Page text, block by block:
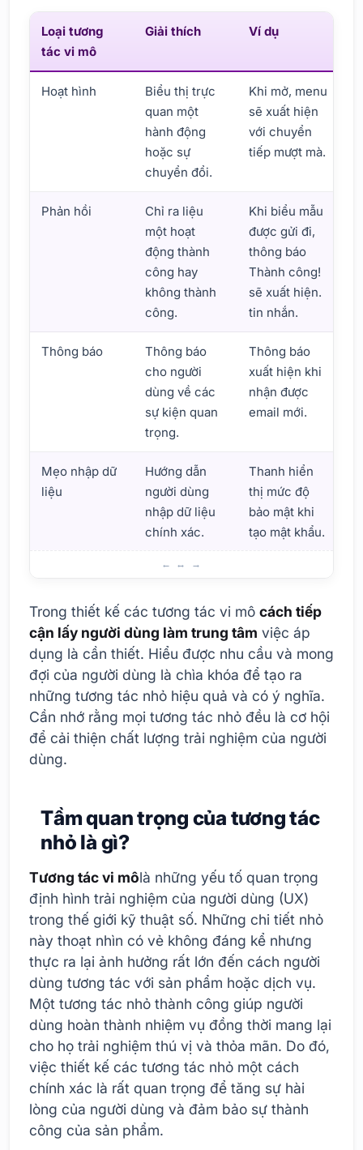
Loại tương
tác vi mô
Giải thích Ví dụ
Hoạt hình
Biểu thị trực
quan một
hành động
hoặc sự
chuyển đổi.
Khi mở, menu
sẽ xuất hiện
với chuyển
tiếp mượt mà.
Phản hồi
Chỉ ra liệu
một hoạt
động thành
công hay
không thành
công.
Khi biểu mẫu
được gửi đi,
thông báo
Thành công!
sẽ xuất hiện.
tin nhắn.
Thông báo
Thông báo
cho người
dùng về các
sự kiện quan
trọng.
Thông báo
xuất hiện khi
nhận được
email mới.
Mẹo nhập dữ
liệu
Hướng dẫn
người dùng
nhập dữ liệu
chính xác.
Thanh hiển
thị mức độ
bảo mật khi
tạo mật khẩu.
Trong thiết kế các tương tác vi mô cách tiếp
cận lấy người dùng làm trung tâm việc áp
dụng là cần thiết. Hiểu được nhu cầu và mong
đợi của người dùng là chìa khóa để tạo ra
những tương tác nhỏ hiệu quả và có ý nghĩa.
Cần nhớ rằng mọi tương tác nhỏ đều là cơ hội
để cải thiện chất lượng trải nghiệm của người
dùng.
Tầm quan trọng của tương tác
nhỏ là gì?
Tương tác vi môlà những yếu tố quan trọng
định hình trải nghiệm của người dùng (UX)
trong thế giới kỹ thuật số. Những chi tiết nhỏ
này thoạt nhìn có vẻ không đáng kể nhưng
thực ra lại ảnh hưởng rất lớn đến cách người
dùng tương tác với sản phẩm hoặc dịch vụ.
Một tương tác nhỏ thành công giúp người
dùng hoàn thành nhiệm vụ đồng thời mang lại
cho họ trải nghiệm thú vị và thỏa mãn. Do đó,
việc thiết kế các tương tác nhỏ một cách
chính xác là rất quan trọng để tăng sự hài
lòng của người dùng và đảm bảo sự thành
công của sản phẩm.